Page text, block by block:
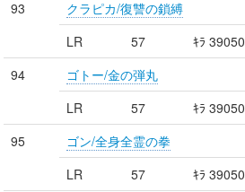
93
クラピカ/復讐の鎖縛
LR
57 ｷﾗ 39050
94
ゴトー/金の弾丸
LR
57 ｷﾗ 39050
95
ゴン/全身全霊の拳
LR
57 ｷﾗ 39050